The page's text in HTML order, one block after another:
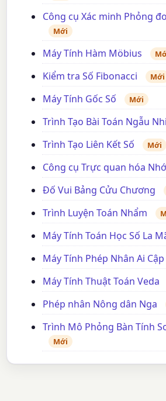
Công cụ Xác minh Phỏng
Mới
Máy Tính Hàm Möbius
Kiểm tra Số Fibonacci Mới
Máy Tính Gốc Số Mới
Trình Tạo Bài Toán Ngẫu
Trình Tạo Liên Kết Số Mới
Công cụ Trực quan hóa
Đố Vui Bảng Cửu Chương
Trình Luyện Toán Nhẩm
Máy Tính Toán Học Số La
Máy Tính Phép Nhân Ai Cập
Máy Tính Thuật Toán Veda
Phép nhân Nông dân Nga
Trình Mô Phỏng Bàn Tính
Mới